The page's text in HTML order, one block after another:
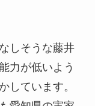
しそうな藤井
力が低いよう
しています。